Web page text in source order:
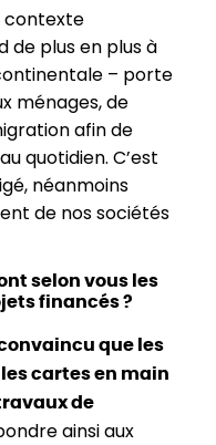
contexte
de plus en plus à
– porte
ménages, de
afin de
quotidien. C’est
néanmoins
de nos sociétés
selon vous les
financés ?
que les
cartes en main
de
ainsi aux